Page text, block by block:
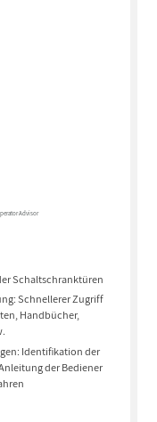
Advisor
Schaltschranktüren
Schnellerer Zugriff
Handbücher,
Identifikation der
der Bediener